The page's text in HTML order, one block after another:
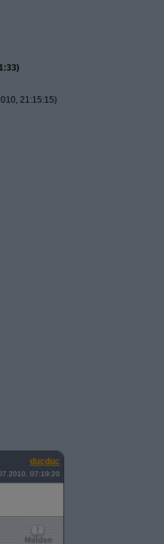
21:15:15)
ducduc
07:19:20